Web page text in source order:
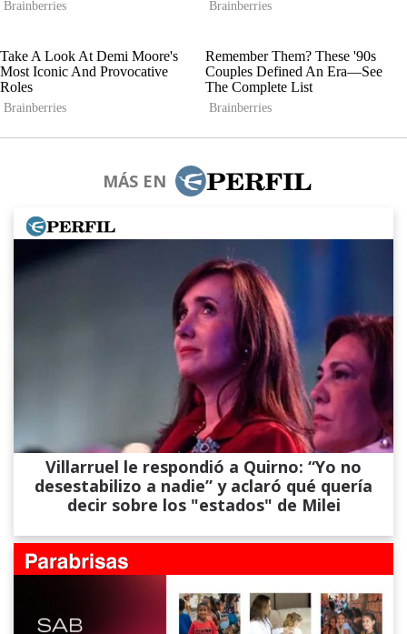
MÁS EN
Villarruel le respondió a Quirno: “Yo no
desestabilizo a nadie” y aclaró qué quería
decir sobre los "estados" de Milei